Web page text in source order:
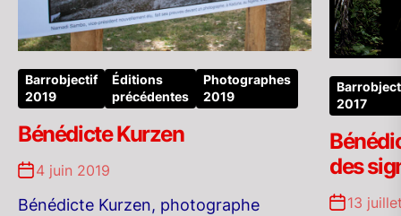
Barrobjectif
2019
Éditions
précédentes
Photographes
2019
Bénédicte Kurzen
4 juin 2019
Bénédicte Kurzen, photographe
2017
des
13